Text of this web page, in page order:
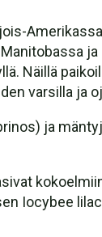
Näillä
varsilla ja
ja
Iocybee